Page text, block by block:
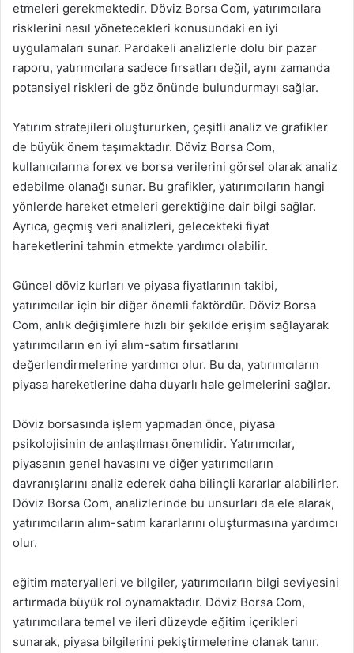
etmeleri gerekmektedir. Döviz Borsa Com, yatırımcılara
risklerini nasıl yönetecekleri konusundaki en iyi
uygulamaları sunar. Pardakeli analizlerle dolu bir pazar
raporu, yatırımcılara sadece fırsatları değil, aynı zamanda
potansiyel riskleri de göz önünde bulundurmayı sağlar.
Yatırım stratejileri oluştururken, çeşitli analiz ve grafikler
de büyük önem taşımaktadır. Döviz Borsa Com,
kullanıcılarına forex ve borsa verilerini görsel olarak analiz
edebilme olanağı sunar. Bu grafikler, yatırımcıların hangi
yönlerde hareket etmeleri gerektiğine dair bilgi sağlar.
Ayrıca, geçmiş veri analizleri, gelecekteki fiyat
hareketlerini tahmin etmekte yardımcı olabilir.
Güncel döviz kurları ve piyasa fiyatlarının takibi,
yatırımcılar için bir diğer önemli faktördür. Döviz Borsa
Com, anlık değişimlere hızlı bir şekilde erişim sağlayarak
yatırımcıların en iyi alım-satım fırsatlarını
değerlendirmelerine yardımcı olur. Bu da, yatırımcıların
piyasa hareketlerine daha duyarlı hale gelmelerini sağlar.
Döviz borsasında işlem yapmadan önce, piyasa
psikolojisinin de anlaşılması önemlidir. Yatırımcılar,
piyasanın genel havasını ve diğer yatırımcıların
davranışlarını analiz ederek daha bilinçli kararlar alabilirler.
Döviz Borsa Com, analizlerinde bu unsurları da ele alarak,
yatırımcıların alım-satım kararlarını oluşturmasına yardımcı
olur.
eğitim materyalleri ve bilgiler, yatırımcıların bilgi seviyesini
artırmada büyük rol oynamaktadır. Döviz Borsa Com,
yatırımcılara temel ve ileri düzeyde eğitim içerikleri
sunarak, piyasa bilgilerini pekiştirmelerine olanak tanır.